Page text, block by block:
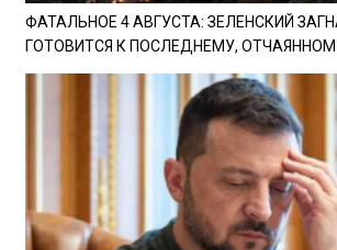
ФАТАЛЬНОЕ 4 АВГУСТА: ЗЕЛЕНСКИЙ
ГОТОВИТСЯ К ПОСЛЕДНЕМУ,